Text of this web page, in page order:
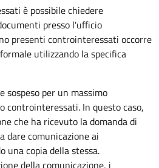
è possibile chiedere
presso l'ufficio
presenti controinteressati occorre
utilizzando la specifica
sospeso per un massimo
controinteressati. In questo caso,
che ha ricevuto la domanda di
dare comunicazione ai
una copia della stessa.
della comunicazione, i